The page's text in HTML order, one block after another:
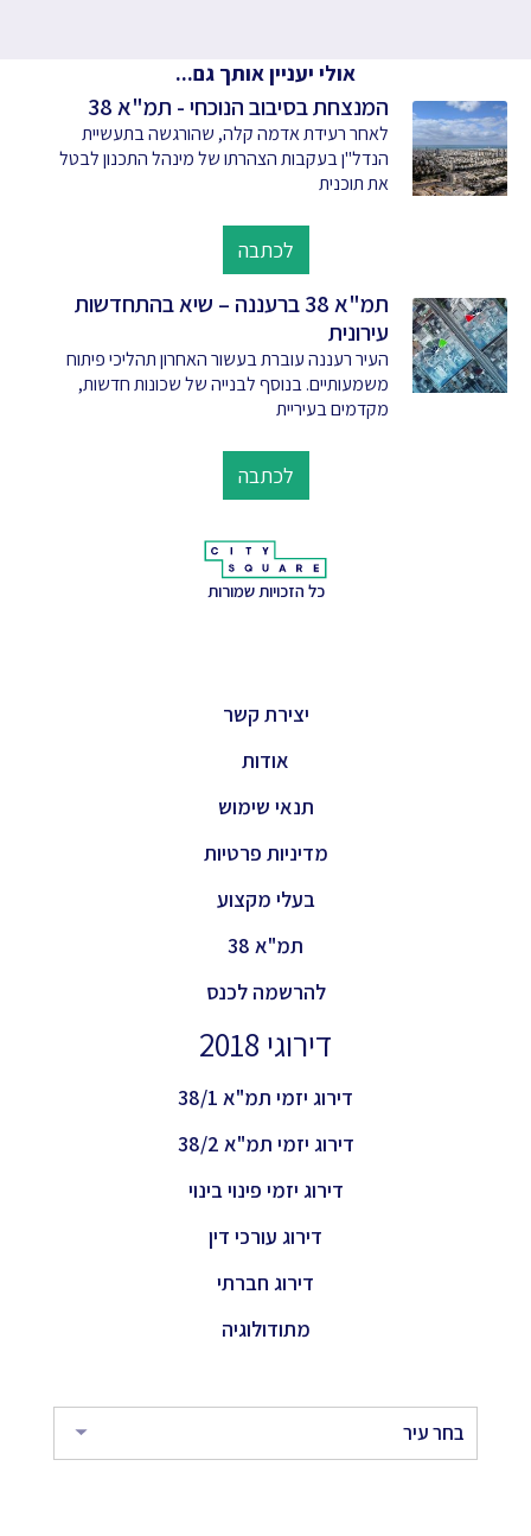
אולי יעניין אותך גם...
המנצחת בסיבוב הנוכחי - תמ"א 38
לאחר רעידת אדמה קלה, שהורגשה בתעשיית
הנדל"ן בעקבות הצהרתו של מינהל התכנון לבטל
את תוכנית
לכתבה
תמ"א 38 ברעננה – שיא בהתחדשות
עירונית
העיר רעננה עוברת בעשור האחרון תהליכי פיתוח
משמעותיים. בנוסף לבנייה של שכונות חדשות,
מקדמים בעיריית
לכתבה
כל הזכויות שמורות
יצירת קשר
אודות
תנאי שימוש
מדיניות פרטיות
בעלי מקצוע
תמ"א 38
להרשמה לכנס
דירוגי 2018
דירוג יזמי תמ"א 38/1
דירוג יזמי תמ"א 38/2
דירוג יזמי פינוי בינוי
דירוג עורכי דין
דירוג חברתי
מתודולוגיה